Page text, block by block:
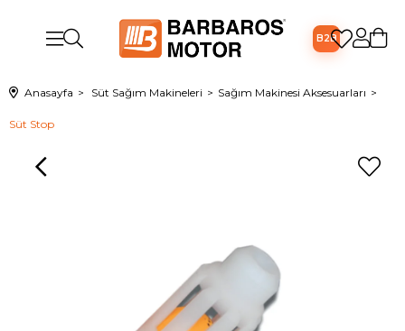
B2B
Anasayfa Süt Sağım Makineleri Sağım Makinesi Aksesuarları
Süt Stop